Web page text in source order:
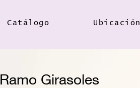
Catálogo Ubicación
Ramo Girasoles